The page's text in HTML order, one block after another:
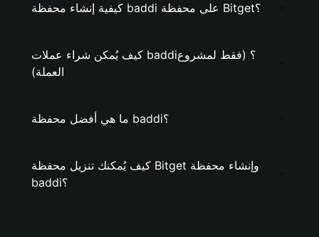
كيفية إنشاء محفظة baddi على محفظة Bitget؟
كيف يُمكن شراء عملات baddi؟ (فقط لمشروع
العملة)
ما هي أفضل محفظة baddi؟
كيف يُمكنك تنزيل محفظة Bitget وإنشاء محفظة
baddi؟